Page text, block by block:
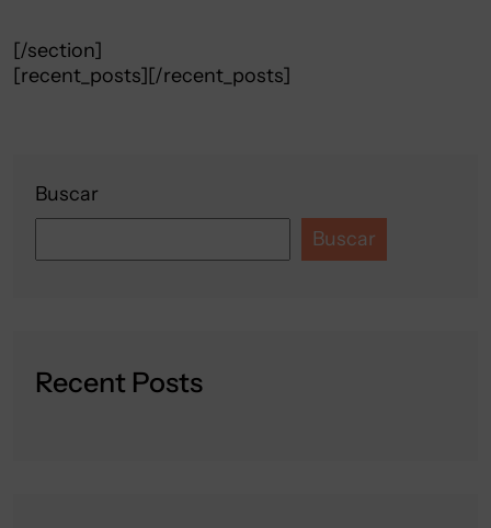
Buscar
Buscar
Recent Posts
[/section]
[recent_posts][/recent_posts]